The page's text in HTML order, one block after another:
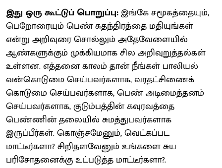
இது ஒரு கூட்டுப் பொறுப்பு:இங்கே சமூகத்தையும்,
பெறோரையும் பெண் சுதந்திரத்தை மதியுங்கள்
என்று அறிவுரை சொல்லும் அதேவேளையில்
ஆண்களுக்கும் முக்கியமாக சில அறிவுறுத்தல்கள்
உள்ளன. எத்தனை காலம் தான் நீங்கள் பாலியல்
வன்கொடுமை செய்பவர்களாக, வரதட்சிணைக்
கொடுமை செய்பவர்களாக, பெண் அடிமைத்தனம்
செய்பவர்களாக, குடும்பத்தின் கவுரவத்தை
பெண்ணின் தலையில் சுமத்துபவர்களாக
இருப்பீர்கள். கொஞ்சமேனும், வெட்கப்பட
மாட்டீர்களா? சிறிதளவேனும் உங்களை சுய
பரிசோதனைக்கு உட்படுத்த மாட்டீர்களா?.